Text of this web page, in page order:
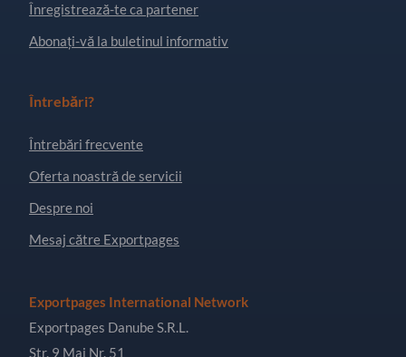
Înregistrează-te ca partener
Abonați-vă la buletinul informativ
Întrebări?
Întrebări frecvente
Oferta noastră de servicii
Despre noi
Mesaj către Exportpages
Exportpages International Network
Exportpages Danube S.R.L.
Str. 9 Mai Nr. 51